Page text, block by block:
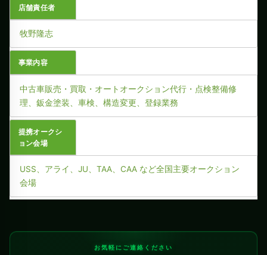
店舗責任者
牧野隆志
事業内容
中古車販売・買取・オートオークション代行・点検整備修
理、鈑金塗装、車検、構造変更、登録業務
提携オークシ
ョン会場
USS、アライ、JU、TAA、CAA など全国主要オークション
会場
お気軽にご連絡ください